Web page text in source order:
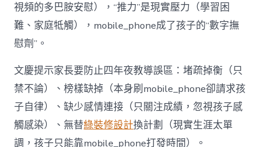
視頻的多巴胺安慰），“推力”是現實壓力（學習困
難、家庭牴觸），mobile_phone成了孩子的“數字撫
慰劑”。
文慶提示家長要防止四年夜教導誤區：堵疏掉衡（只
禁不論）、榜樣缺掉（本身刷mobile_phone卻請求孩
子自律）、缺少感情連接（只關注成績，忽視孩子感
觸感染）、無替綠裝修設計換計劃（現實生涯太單
調，孩子只能靠mobile_phone打發時間）。